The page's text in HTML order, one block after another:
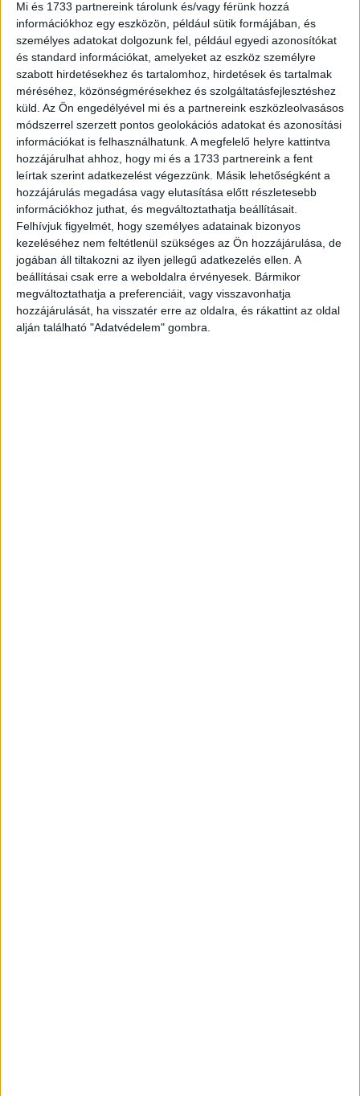
Mi és 1733 partnereink tárolunk és/vagy férünk hozzá
információkhoz egy eszközön, például sütik formájában, és
személyes adatokat dolgozunk fel, például egyedi azonosítókat
és standard információkat, amelyeket az eszköz személyre
szabott hirdetésekhez és tartalomhoz, hirdetések és tartalmak
méréséhez, közönségmérésekhez és szolgáltatásfejlesztéshez
küld. Az Ön engedélyével mi és a partnereink eszközleolvasásos
módszerrel szerzett pontos geolokációs adatokat és azonosítási
információkat is felhasználhatunk. A megfelelő helyre kattintva
hozzájárulhat ahhoz, hogy mi és a 1733 partnereink a fent
leírtak szerint adatkezelést végezzünk. Másik lehetőségként a
hozzájárulás megadása vagy elutasítása előtt részletesebb
információkhoz juthat, és megváltoztathatja beállításait.
Felhívjuk figyelmét, hogy személyes adatainak bizonyos
kezeléséhez nem feltétlenül szükséges az Ön hozzájárulása, de
jogában áll tiltakozni az ilyen jellegű adatkezelés ellen. A
beállításai csak erre a weboldalra érvényesek. Bármikor
megváltoztathatja a preferenciáit, vagy visszavonhatja
hozzájárulását, ha visszatér erre az oldalra, és rákattint az oldal
alján található "Adatvédelem" gombra.
3. Az összes elalvási hely közül szerintünk ez a legjobb!